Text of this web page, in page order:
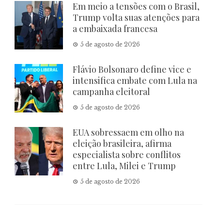
Em meio a tensões com o Brasil,
Trump volta suas atenções para
a embaixada francesa
5 de agosto de 2026
Flávio Bolsonaro define vice e
intensifica embate com Lula na
campanha eleitoral
5 de agosto de 2026
EUA sobressaem em olho na
eleição brasileira, afirma
especialista sobre conflitos
entre Lula, Milei e Trump
5 de agosto de 2026